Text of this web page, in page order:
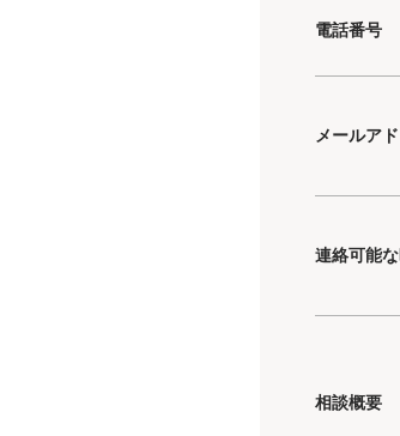
電話番号
メールア
連絡可能
相談概要